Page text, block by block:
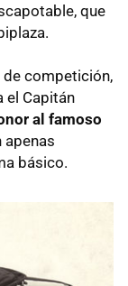
que
competición,
el Capitán
al famoso
apenas
básico.